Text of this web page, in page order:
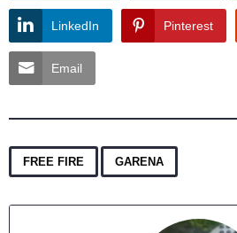
LinkedIn Pinterest
Email
FREE FIRE GARENA